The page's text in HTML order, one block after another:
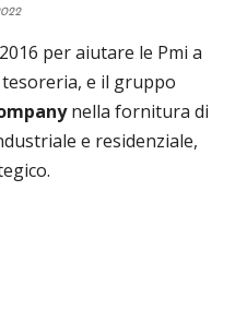
per aiutare le Pmi a
e il gruppo
nella fornitura di
e residenziale,